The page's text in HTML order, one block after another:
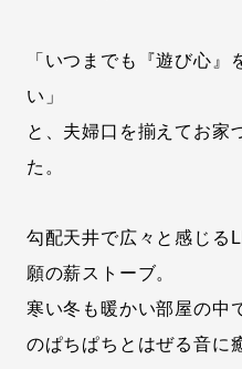
「いつまでも『遊び心』
い」
と、夫婦口を揃えてお家
た。
勾配天井で広々と感じる
願の薪ストーブ。
寒い冬も暖かい部屋の中
のぱちぱちとはぜる音に